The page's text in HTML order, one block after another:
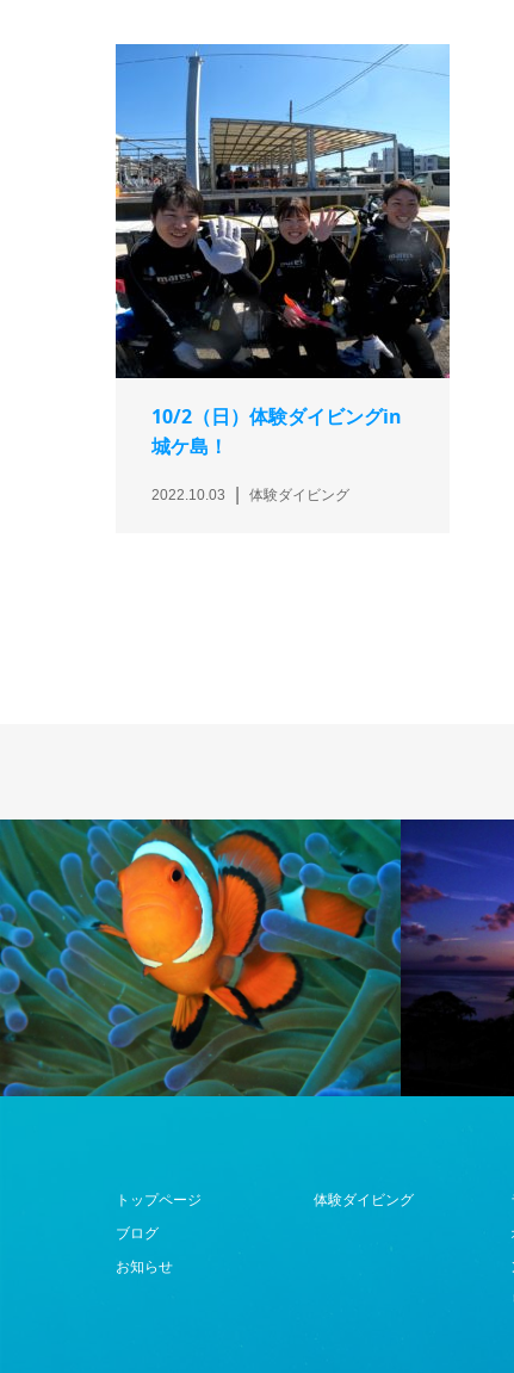
10/2（日）体験ダイビングin
城ケ島！
2022.10.03 体験ダイビング
トップページ
ブログ
お知らせ
体験ダイビング